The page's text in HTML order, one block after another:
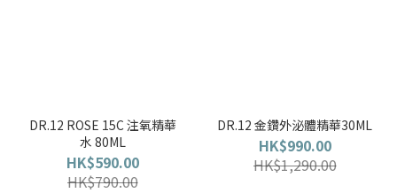
DR.12 ROSE 15C 注氧精華
水 80ML
HK$590.00
HK$790.00
DR.12 金鑽外泌體精華30ML
HK$990.00
HK$1,290.00